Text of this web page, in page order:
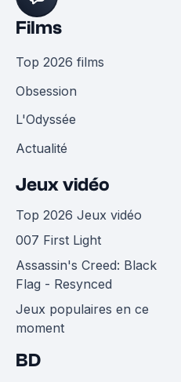
Films
Top 2026 films
Obsession
L'Odyssée
Actualité
Jeux vidéo
Top 2026 Jeux vidéo
007 First Light
Assassin's Creed: Black
Flag - Resynced
Jeux populaires en ce
moment
BD